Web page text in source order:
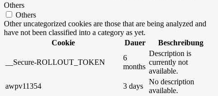
Others
Others
Other uncategorized cookies are those that are being analyzed and
have not been classified into a category as yet.
Cookie
Dauer Beschreibung
__Secure-ROLLOUT_TOKEN
6
months
Description is
currently not
available.
awpv11354
3 days
No description
available.